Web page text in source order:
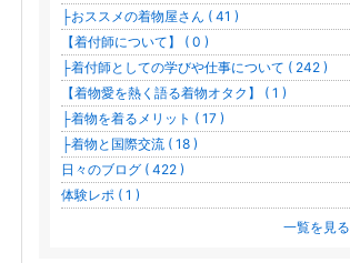
├おススメの着物屋さん ( 41 )
【着付師について】 ( 0 )
├着付師としての学びや仕事について ( 242 )
【着物愛を熱く語る着物オタク】 ( 1 )
├着物を着るメリット ( 17 )
├着物と国際交流 ( 18 )
日々のブログ ( 422 )
体験レポ ( 1 )
一覧を見る